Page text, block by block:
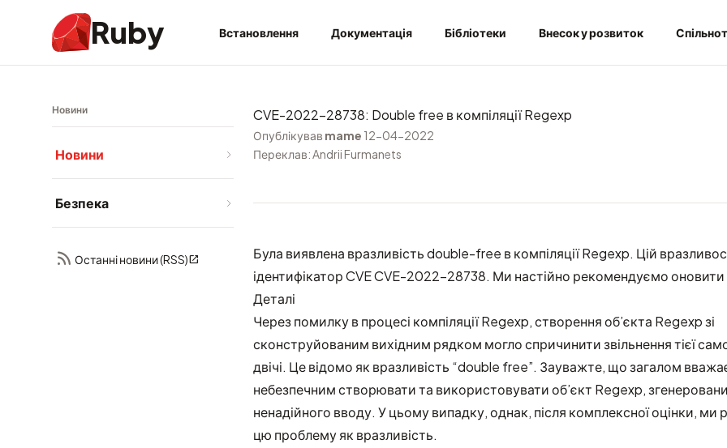
Ruby Встановлення Документація Бібліотеки Внесок у розвиток
Новини
Новини
Безпека
Останні новини (RSS)
CVE-2022-28738: Double free в компіляції Regexp
Опублікував mame 12-04-2022
Переклав: Andrii Furmanets
Була виявлена вразливість double-free в компіляції Regexp. Цій
ідентифікатор CVECVE-2022-28738. Ми настійно рекомендуємо оновити
Деталі
Через помилку в процесі компіляції Regexp, створення об’єкта Regexp зі
сконструйованим вихідним рядком могло спричинити звільнення тієї
двічі. Це відомо як вразливість “double free”. Зауважте, що загалом
небезпечним створювати та використовувати об’єкт Regexp,
ненадійного вводу. У цьому випадку, однак, після комплексної оцінки, ми
цю проблему як вразливість.